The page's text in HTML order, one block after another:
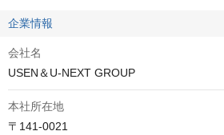
企業情報
会社名
USEN＆U-NEXT GROUP
本社所在地
〒141-0021